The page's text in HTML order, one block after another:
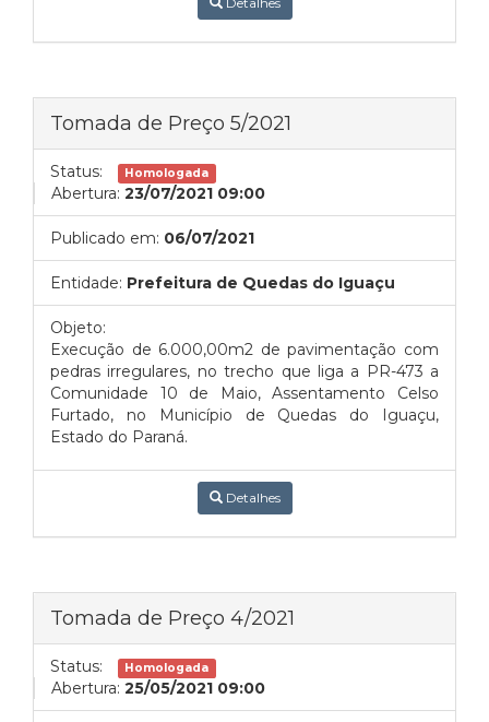
Tomada de Preço 5/2021
Status: Homologada
Abertura: 23/07/2021 09:00
Publicado em: 06/07/2021
Entidade: Prefeitura de Quedas do Iguaçu
Objeto:
Execução de 6.000,00m2 de pavimentação com
pedras irregulares, no trecho que liga a PR-473 a
Comunidade 10 de Maio, Assentamento Celso
Furtado, no Município de Quedas do Iguaçu,
Estado do Paraná.
Detalhes
Tomada de Preço 4/2021
Status: Homologada
Abertura: 25/05/2021 09:00